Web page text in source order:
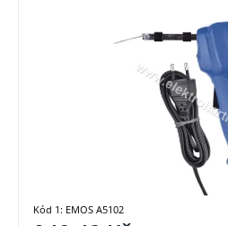
Kód 1: EMOS A5102